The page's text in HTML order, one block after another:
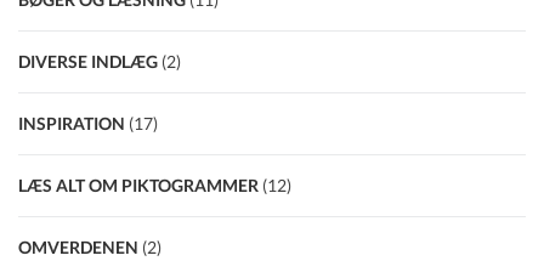
DIVERSE INDLÆG (2)
INSPIRATION (17)
LÆS ALT OM PIKTOGRAMMER (12)
OMVERDENEN (2)